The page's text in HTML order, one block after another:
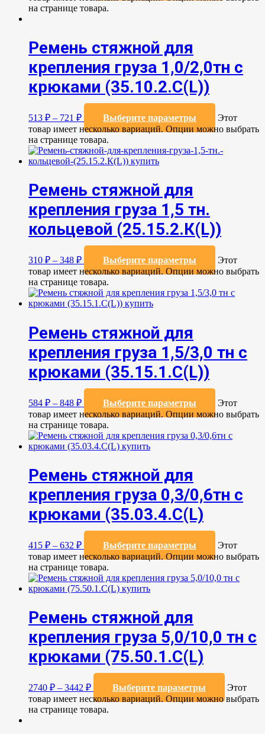
на странице товара.
Ремень стяжной для
крепления груза 1,0/2,0тн с
крюками (35.10.2.C(L))
513 ₽ – 721 ₽ Выберите параметры
Этот
товар имеет несколько вариаций. Опции можно выбрать
на странице товара.
Ремень стяжной для
крепления груза 1,5 тн.
кольцевой (25.15.2.К(L))
310 ₽ – 348 ₽ Выберите параметры
Этот
товар имеет несколько вариаций. Опции можно выбрать
на странице товара.
Ремень стяжной для
крепления груза 1,5/3,0 тн с
крюками (35.15.1.C(L))
584 ₽ – 848 ₽ Выберите параметры
Этот
товар имеет несколько вариаций. Опции можно выбрать
на странице товара.
Ремень стяжной для
крепления груза 0,3/0,6тн с
крюками (35.03.4.C(L)
415 ₽ – 632 ₽ Выберите параметры
Этот
товар имеет несколько вариаций. Опции можно выбрать
на странице товара.
Ремень стяжной для
крепления груза 5,0/10,0 тн с
крюками (75.50.1.C(L)
2740 ₽ – 3442 ₽ Выберите параметры
Этот
товар имеет несколько вариаций. Опции можно выбрать
на странице товара.